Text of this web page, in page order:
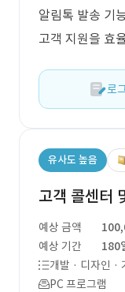
알림톡 발송 기
고객 지원을 효
로
유사도 높음
고객 콜센터
예상 금액
예상 기간
180
개발 · 디자인 ·
PC 프로그램